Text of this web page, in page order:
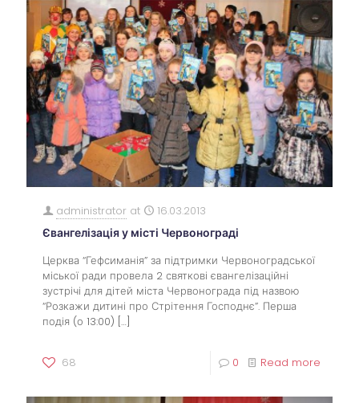
administrator at 16.03.2013
Євангелізація у місті Червонограді
Церква “Гефсиманія” за підтримки Червоноградської
міської ради провела 2 святкові євангелізаційні
зустрічі для дітей міста Червонограда під назвою
“Розкажи дитині про Стрітення Господнє”. Перша
подія (о 13:00) […]
68 0 Read more